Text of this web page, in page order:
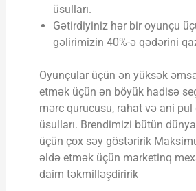
üsulları.
Gətirdiyiniz hər bir oyunçu
gəlirimizin 40%-ə qədərini
Oyunçular üçün ən yüksək
etmək üçün ən böyük hadisə
mərc qurucusu, rahat və ani pul
üsulları. Brendimizi bütün
üçün çox səy göstəririk
əldə etmək üçün marketinq
daim təkmilləşdiririk